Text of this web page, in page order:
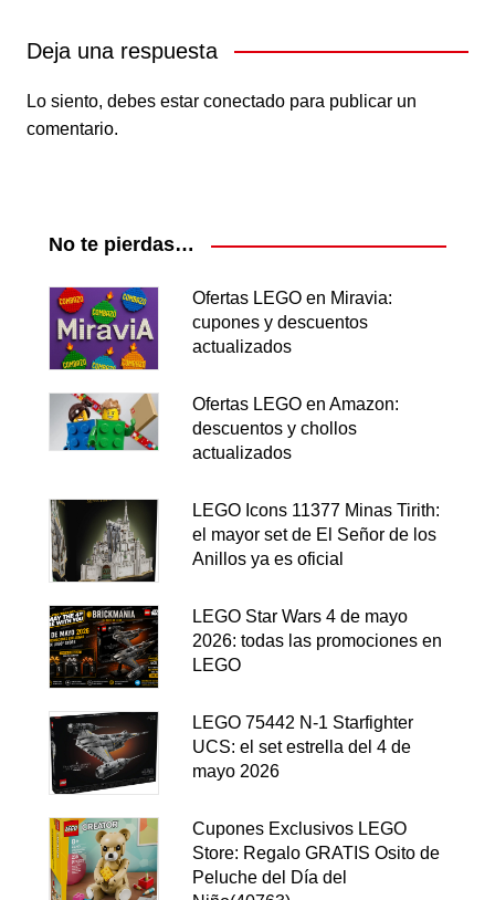
Deja una respuesta
Lo siento, debes estar conectadopara publicar un
comentario.
No te pierdas…
Ofertas LEGO en Miravia:
cupones y descuentos
actualizados
Ofertas LEGO en Amazon:
descuentos y chollos
actualizados
LEGO Icons 11377 Minas Tirith:
el mayor set de El Señor de los
Anillos ya es oficial
LEGO Star Wars 4 de mayo
2026: todas las promociones en
LEGO
LEGO 75442 N-1 Starfighter
UCS: el set estrella del 4 de
mayo 2026
Cupones Exclusivos LEGO
Store: Regalo GRATIS Osito de
Peluche del Día del